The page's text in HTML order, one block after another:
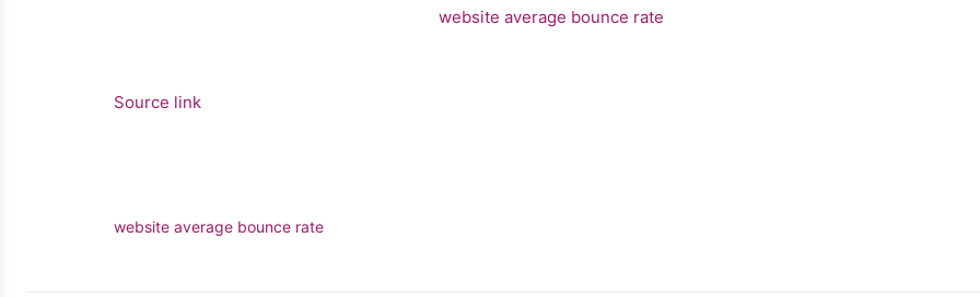
website average bounce rate
Source link
website average bounce rate